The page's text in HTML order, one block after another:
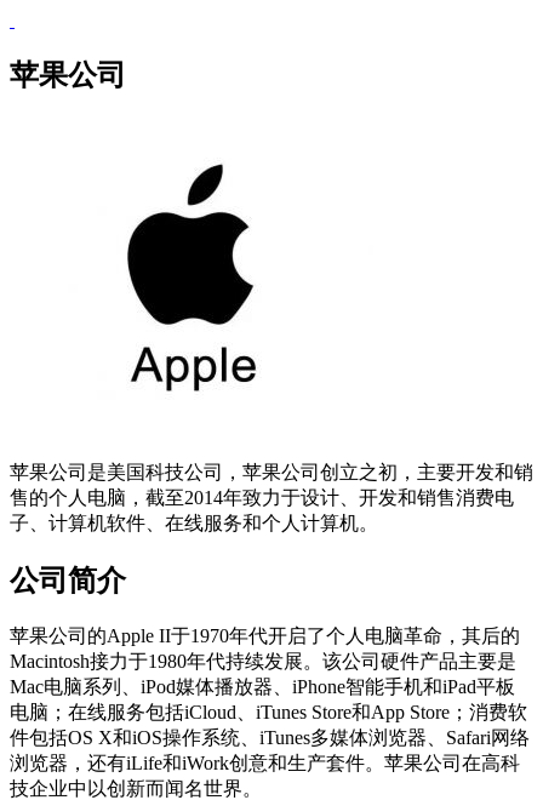
苹果公司
苹果公司是美国科技公司，苹果公司创立之初，主要开发和销
售的个人电脑，截至2014年致力于设计、开发和销售消费电
子、计算机软件、在线服务和个人计算机。
公司简介
苹果公司的Apple II于1970年代开启了个人电脑革命，其后的
Macintosh接力于1980年代持续发展。该公司硬件产品主要是
Mac电脑系列、iPod媒体播放器、iPhone智能手机和iPad平板
电脑；在线服务包括iCloud、iTunes Store和App Store；消费软
件包括OS X和iOS操作系统、iTunes多媒体浏览器、Safari网络
浏览器，还有iLife和iWork创意和生产套件。苹果公司在高科
技企业中以创新而闻名世界。